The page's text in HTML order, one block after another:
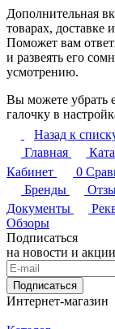
Дополнительная
товарах, доставке
Поможет вам
и развеять его
усмотрению.
Вы можете убрать
галочку в
Назад к
Главная
Кабинет
0
Бренды
Документы
Обзоры
Подписаться
на новости и акции
Подписаться
Интернет-магазин